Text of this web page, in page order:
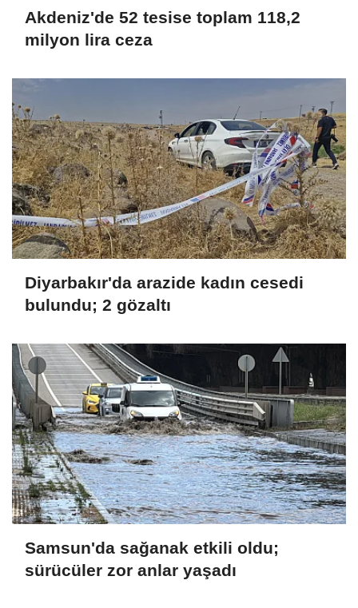
Akdeniz'de 52 tesise toplam 118,2
milyon lira ceza
Diyarbakır'da arazide kadın cesedi
bulundu; 2 gözaltı
Samsun'da sağanak etkili oldu;
sürücüler zor anlar yaşadı